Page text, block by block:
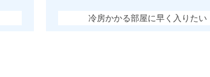
冷房かかる部屋に早く入りたい